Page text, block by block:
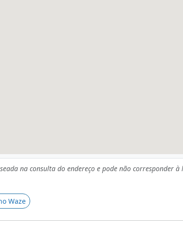
na consulta do endereço e pode não corresponder à
Waze